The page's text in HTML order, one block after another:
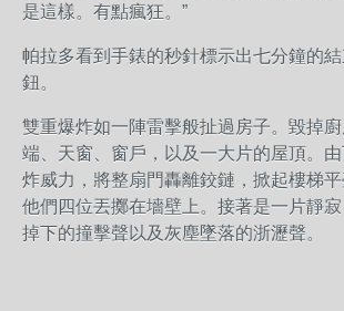
是這樣。有點瘋狂。”
帕拉多看到手錶的秒針標示出七分鐘的
鈕。
雙重爆炸如一陣雷擊般扯過房子。毀掉
端、天窗、窗戶，以及一大片的屋頂。
炸威力，將整扇門轟離鉸鏈，掀起樓梯
他們四位丟擲在墻壁上。接著是一片靜
掉下的撞擊聲以及灰塵墜落的浙瀝聲。